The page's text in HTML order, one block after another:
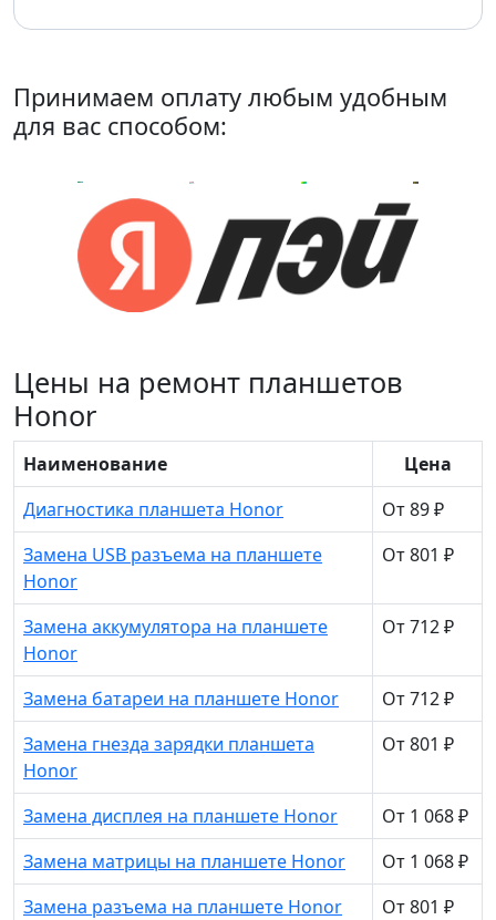
Принимаем оплату любым удобным
для вас способом:
Цены на ремонт планшетов
Honor
Наименование
Цена
Диагностика планшета Honor
От 89 ₽
Замена USB разъема на планшете
Honor
От 801 ₽
Замена аккумулятора на планшете
Honor
От 712 ₽
Замена батареи на планшете Honor
От 712 ₽
Замена гнезда зарядки планшета
Honor
От 801 ₽
Замена дисплея на планшете Honor
От 1 068 ₽
Замена матрицы на планшете Honor
От 1 068 ₽
Замена разъема на планшете Honor
От 801 ₽